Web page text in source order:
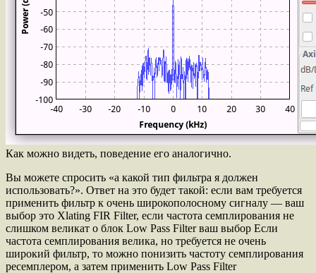
Как можно видеть, поведение его аналогично.
Вы можете спросить «а какой тип фильтра я должен
использовать?». Ответ на это будет такой: если вам требуется
применить фильтр к очень широкополосному сигналу — ваш
выбор это Xlating FIR Filter, если частота семплирования не
слишком великат о блок Low Pass Filter ваш выбор Если
частота семплирования велика, но требуется не очень
широкий фильтр, то можно понизить частоту семплирования
ресемплером, а затем применить Low Pass Filter